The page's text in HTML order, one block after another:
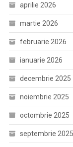
aprilie 2026
martie 2026
februarie 2026
ianuarie 2026
decembrie 2025
noiembrie 2025
octombrie 2025
septembrie 2025